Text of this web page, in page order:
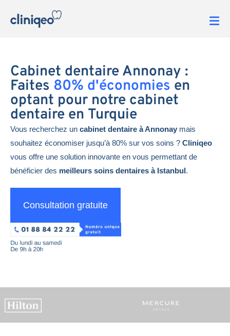
Cabinet dentaire Annonay :
Faites 80% d'économies en
optant pour notre cabinet
dentaire en Turquie
Vous recherchez un cabinet dentaire à Annonay mais
souhaitez économiser jusqu’à 80% sur vos soins ? Cliniqeo
vous offre une solution innovante en vous permettant de
bénéficier des meilleurs soins dentaires à Istanbul.
Consultation gratuite